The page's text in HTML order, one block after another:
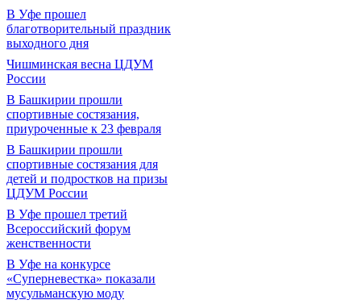
В Уфе прошел
благотворительный праздник
выходного дня
Чишминская весна ЦДУМ
России
В Башкирии прошли
спортивные состязания,
приуроченные к 23 февраля
В Башкирии прошли
спортивные состязания для
детей и подростков на призы
ЦДУМ России
В Уфе прошел третий
Всероссийский форум
женственности
В Уфе на конкурсе
«Суперневестка» показали
мусульманскую моду